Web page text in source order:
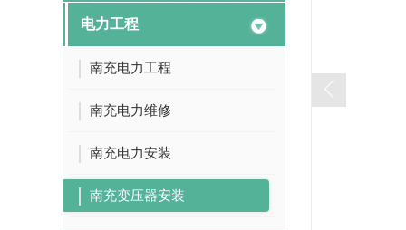
电力工程
南充电力工程
南充电力维修
南充电力安装
南充变压器安装